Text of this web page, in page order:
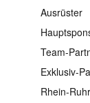
Ausrüster
Team-
Exklusiv-
Rhein-